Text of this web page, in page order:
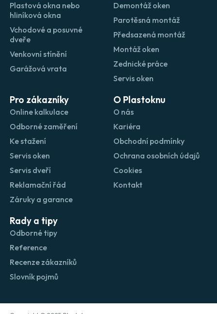
Plastová okna nebo
hliníková okna
Vchodové a posuvné
dveře
Venkovní stínění
Garážová vrata
Demontáž oken
Parotěsná montáž
Předsazená montáž
Montáž oken
Zednické práce
Servis oken
Pro zákazníky
Online kalkulace
Odborné zaměření
Ke stažení
Servis oken
Servis dveří
Reklamační řád
Záruky a garance
O Plastoknu
O nás
Kariéra
Obchodní podmínky
Ochrana osobních údajů
Cookies
Kontakt
Rady a tipy
Odborné tipy
Reference
Recenze zákazníků
Slovník pojmů